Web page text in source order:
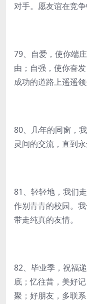
对手。愿友谊在竞争
79、自爱，使你端
由；自强，使你奋
成功的道路上遥遥领
80、几年的同窗，
灵间的交流，直到永
81、轻轻地，我们
作别青青的校园。
带走纯真的友情。
82、毕业季，祝福
底；忆往昔，美好
聚；好朋友，多联系